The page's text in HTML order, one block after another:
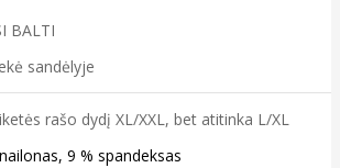
BALTI
sandėlyje
rašo dydį XL/XXL, bet atitinka L/XL
9 % spandeksas